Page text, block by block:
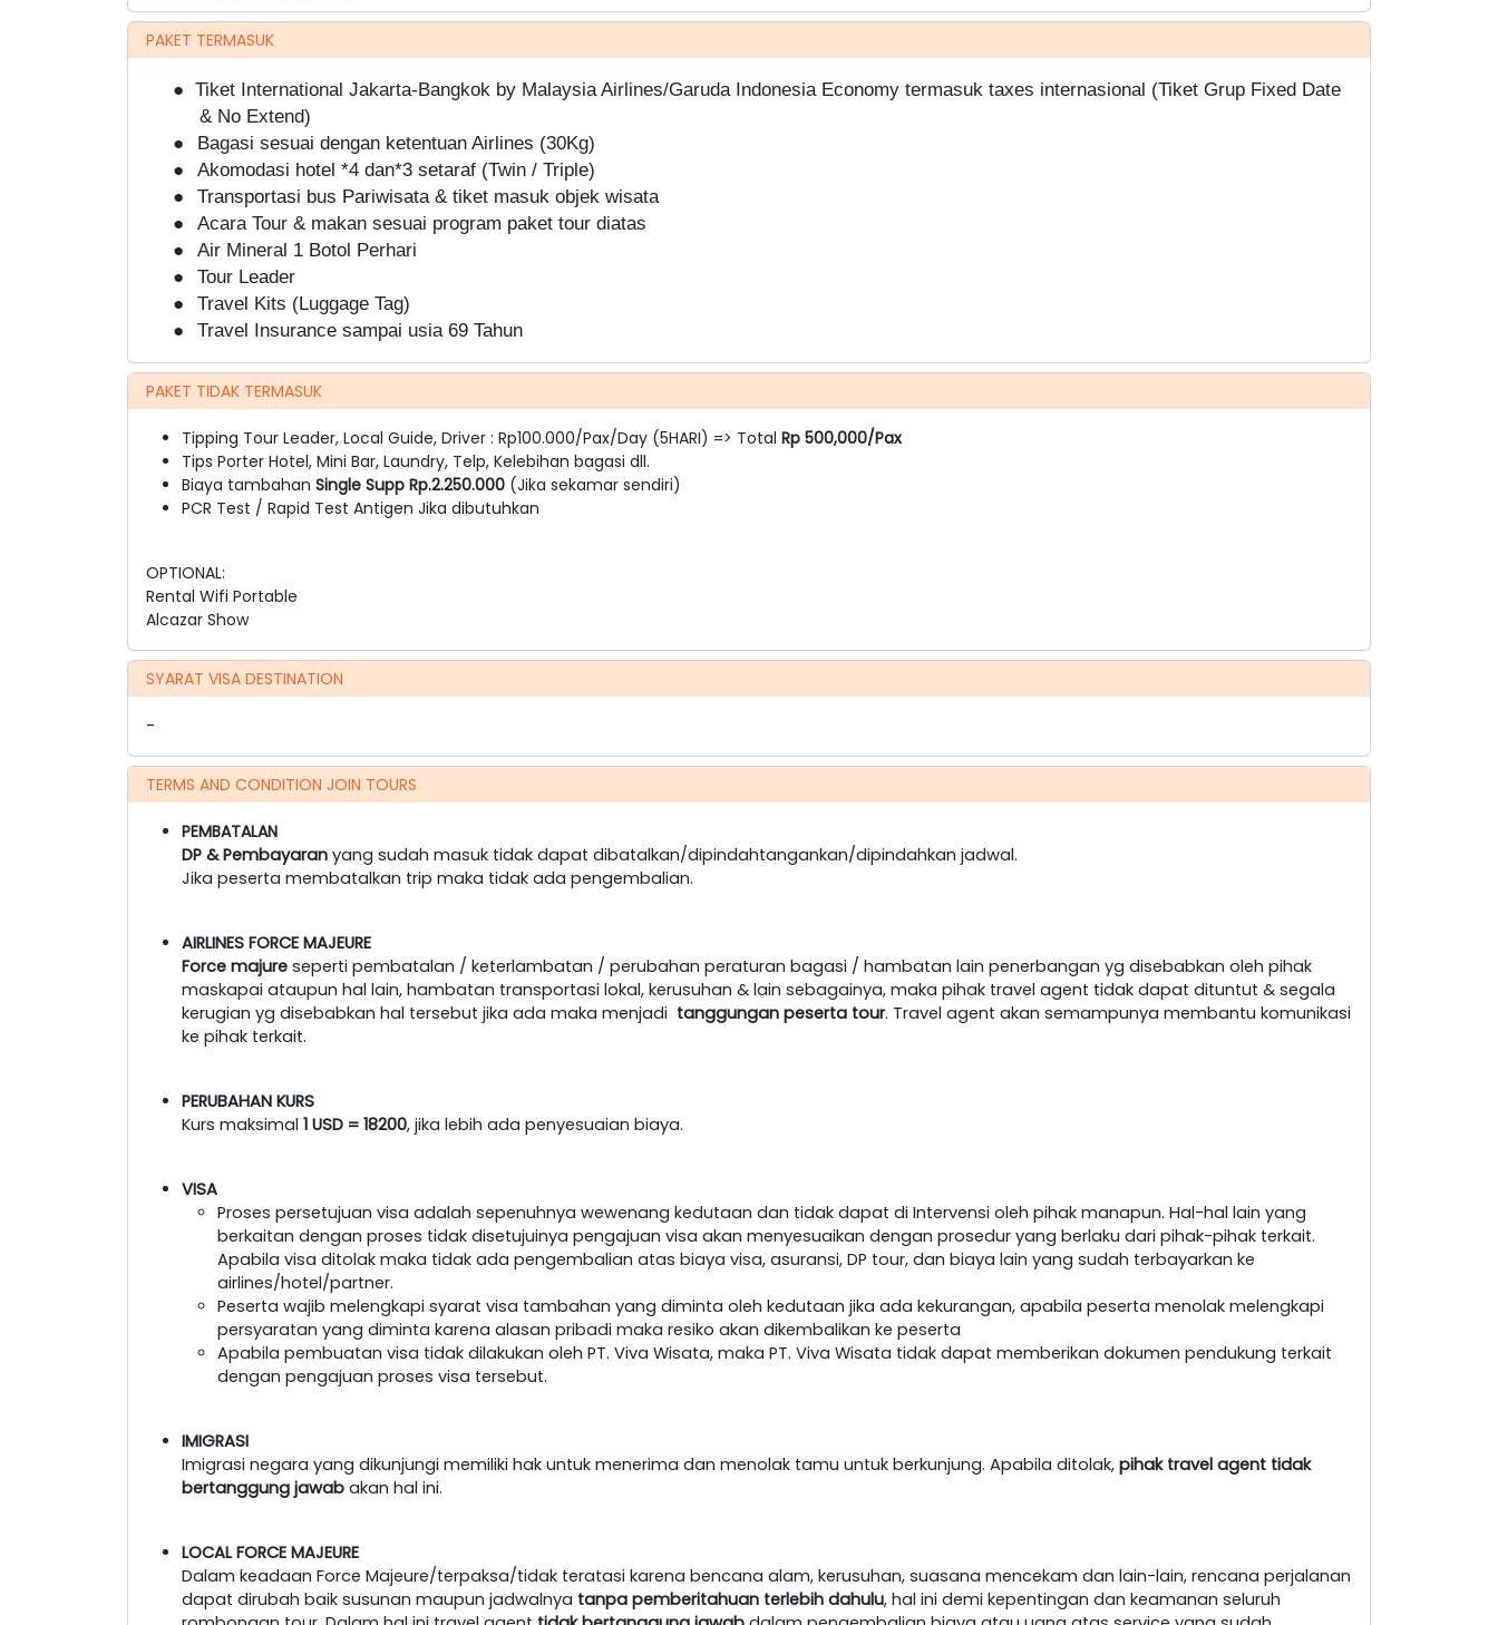
PAKET TERMASUK
● Tiket International Jakarta-Bangkok by Malaysia Airlines/Garuda Indonesia Economy termasuk taxes internasional (Tiket Grup Fixed Date
& No Extend)
●
Bagasi sesuai dengan ketentuan Airlines (30Kg)
●
Akomodasi hotel *4 dan*3 setaraf (Twin / Triple)
●
Transportasi bus Pariwisata & tiket masuk objek wisata
●
Acara Tour & makan sesuai program paket tour diatas
●
Air Mineral 1 Botol Perhari
●
Tour Leader
●
Travel Kits (Luggage Tag)
●
Travel Insurance sampai usia 69 Tahun
PAKET TIDAK TERMASUK
Tipping Tour Leader, Local Guide, Driver : Rp100.000/Pax/Day (5HARI) => Total Rp 500,000/Pax
Tips Porter Hotel, Mini Bar, Laundry, Telp, Kelebihan bagasi dll.
Biaya tambahan Single Supp Rp.2.250.000 (Jika sekamar sendiri)
PCR Test / Rapid Test Antigen Jika dibutuhkan
OPTIONAL:
Rental Wifi Portable
Alcazar Show
SYARAT VISA DESTINATION
-
TERMS AND CONDITION JOIN TOURS
PEMBATALAN
DP & Pembayaran yang sudah masuk tidak dapat dibatalkan/dipindahtangankan/dipindahkan jadwal.
Jika peserta membatalkan trip maka tidak ada pengembalian.
AIRLINES FORCE MAJEURE
Force majure seperti pembatalan / keterlambatan / perubahan peraturan bagasi / hambatan lain penerbangan yg disebabkan oleh pihak
maskapai ataupun hal lain, hambatan transportasi lokal, kerusuhan & lain sebagainya, maka pihak travel agent tidak dapat dituntut & segala
kerugian yg disebabkan hal tersebut jika ada maka menjadi tanggungan peserta tour. Travel agent akan semampunya membantu komunikasi
ke pihak terkait.
PERUBAHAN KURS
Kurs maksimal 1 USD = 18200, jika lebih ada penyesuaian biaya.
VISA
Proses persetujuan visa adalah sepenuhnya wewenang kedutaan dan tidak dapat di Intervensi oleh pihak manapun. Hal-hal lain yang
berkaitan dengan proses tidak disetujuinya pengajuan visa akan menyesuaikan dengan prosedur yang berlaku dari pihak-pihak terkait.
Apabila visa ditolak maka tidak ada pengembalian atas biaya visa, asuransi, DP tour, dan biaya lain yang sudah terbayarkan ke
airlines/hotel/partner.
Peserta wajib melengkapi syarat visa tambahan yang diminta oleh kedutaan jika ada kekurangan, apabila peserta menolak melengkapi
persyaratan yang diminta karena alasan pribadi maka resiko akan dikembalikan ke peserta
Apabila pembuatan visa tidak dilakukan oleh PT. Viva Wisata, maka PT. Viva Wisata tidak dapat memberikan dokumen pendukung terkait
dengan pengajuan proses visa tersebut.
IMIGRASI
Imigrasi negara yang dikunjungi memiliki hak untuk menerima dan menolak tamu untuk berkunjung. Apabila ditolak, pihak travel agent tidak
bertanggung jawab akan hal ini.
LOCAL FORCE MAJEURE
Dalam keadaan Force Majeure/terpaksa/tidak teratasi karena bencana alam, kerusuhan, suasana mencekam dan lain-lain, rencana perjalanan
dapat dirubah baik susunan maupun jadwalnya tanpa pemberitahuan terlebih dahulu, hal ini demi kepentingan dan keamanan seluruh